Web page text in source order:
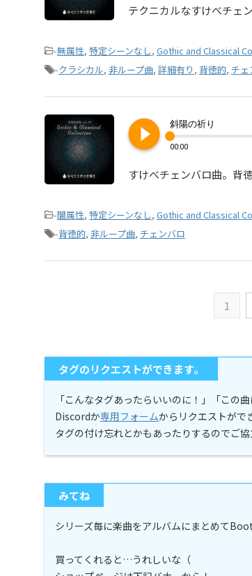
テクニカルなすけべチェ
-無属性, 特定シーンなし, Gothic and Classical
-クラシカル, 非ループ曲, 詳細有り , 背徳的, チェ
play_circle_filled 斜陽の祈り
00:00
すけべチェンバロ曲。背徳
-闇属性, 特定シーンなし, Gothic and Classical
-背徳的, 非ループ曲, チェンバロ
1
タグのリクエストができます。
「こんなタグあったらいいのに！」「この
Discordか専用フォームからリクエストがで
タグの付け忘れとかもあったりするのでご
みてね
シリーズ毎に楽曲をアルバムにまとめて
買ってくれると…うれしいな（